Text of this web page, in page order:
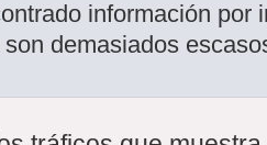
información por
demasiados